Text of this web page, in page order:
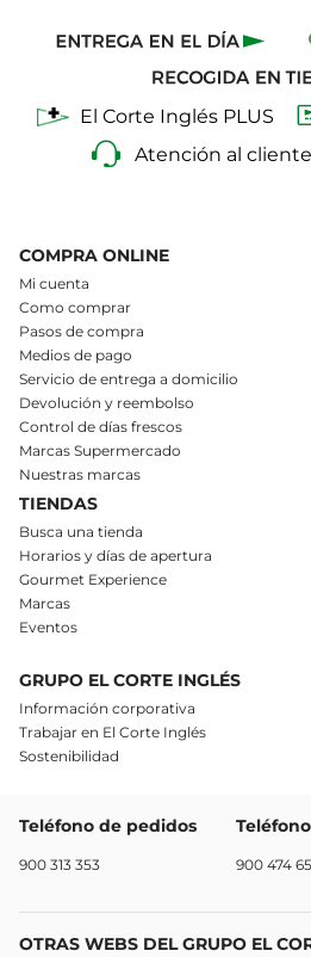
El Corte Inglés PLUS
Atención al cliente
COMPRA ONLINE
Mi cuenta
Como comprar
Pasos de compra
Medios de pago
Servicio de entrega a domicilio
Devolución y reembolso
Control de días frescos
Marcas Supermercado
Nuestras marcas
TIENDAS
Busca una tienda
Horarios y días de apertura
Gourmet Experience
Marcas
Eventos
GRUPO EL CORTE INGLÉS
Información corporativa
Trabajar en El Corte Inglés
Sostenibilidad
Teléfono de pedidos
900 313 353 900 474
OTRAS WEBS DEL GRUPO EL